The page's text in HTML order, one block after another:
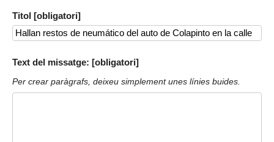
Titol [obligatori]
Text del missatge: [obligatori]
Per crear paràgrafs, deixeu simplement unes línies buides.